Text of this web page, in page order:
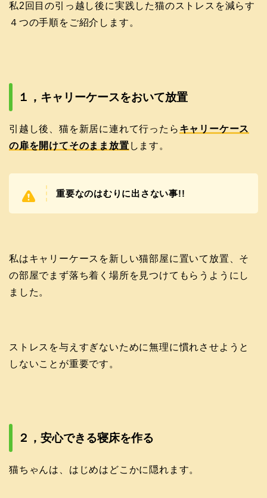
私2回目の引っ越し後に実践した猫のストレスを減らす
４つの手順をご紹介します。
１，キャリーケースをおいて放置
引越し後、猫を新居に連れて行ったら キャリーケース
の扉を開けてそのまま放置 します。
重要なのはむりに出さない事!!
私はキャリーケースを新しい猫部屋に置いて放置、そ
の部屋でまず落ち着く場所を見つけてもらうようにし
ました。
ストレスを与えすぎないために無理に慣れさせようと
しないことが重要です。
２，安心できる寝床を作る
猫ちゃんは、はじめはどこかに隠れます。